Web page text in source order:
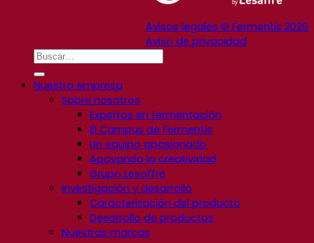
Avisos legales © Fermentis 2026
Aviso de privacidad
Nuestra empresa
Sobre nosotros
Expertos en fermentación
El Campus de Fermentis
Un equipo apasionado
Apoyando la creatividad
Grupo Lesaffre
Investigación y desarrollo
Caracterización del producto
Desarrollo de productos
Nuestras marcas